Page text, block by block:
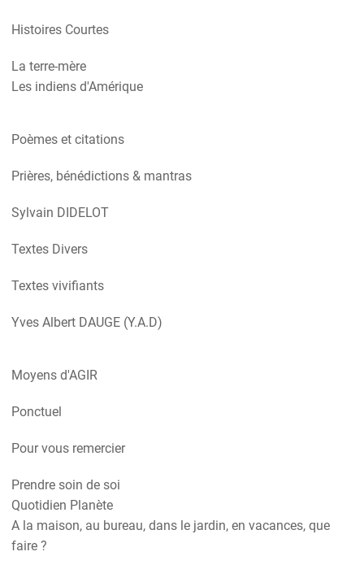
Histoires Courtes
La terre-mère
Les indiens d'Amérique
Poèmes et citations
Prières, bénédictions & mantras
Sylvain DIDELOT
Textes Divers
Textes vivifiants
Yves Albert DAUGE (Y.A.D)
Moyens d'AGIR
Ponctuel
Pour vous remercier
Prendre soin de soi
Quotidien Planète
A la maison, au bureau, dans le jardin, en vacances, que
faire ?